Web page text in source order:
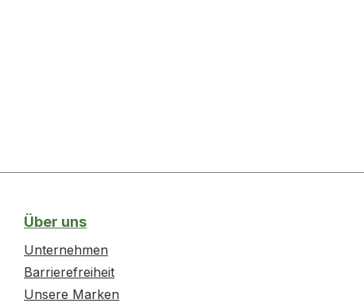
Über uns
Unternehmen
Barrierefreiheit
Unsere Marken